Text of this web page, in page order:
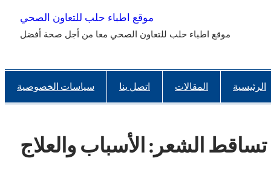
موقع اطباء حلب للتعاون الصحي
موقع اطباء حلب للتعاون الصحي معا من أجل صحة أفضل
سياسات الخصوصية اتصل ينا المقالات الرئيسية
تساقط الشعر: الأسباب والعلاج